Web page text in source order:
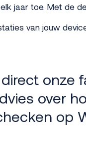
jaar toe. Met de
van jouw
onze
over
op